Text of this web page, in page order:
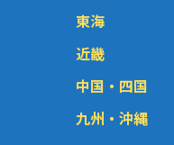
東海
近畿
中国・四国
九州・沖縄